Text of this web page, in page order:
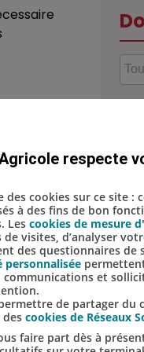
Le
respecte
des cookies sur ce site :
à des fins de bon
Les cookies de mesure
visites, d’analyser
des questionnaires de
personnalisée
communications et
de partager du
cookies de Réseaux
faire part dès à